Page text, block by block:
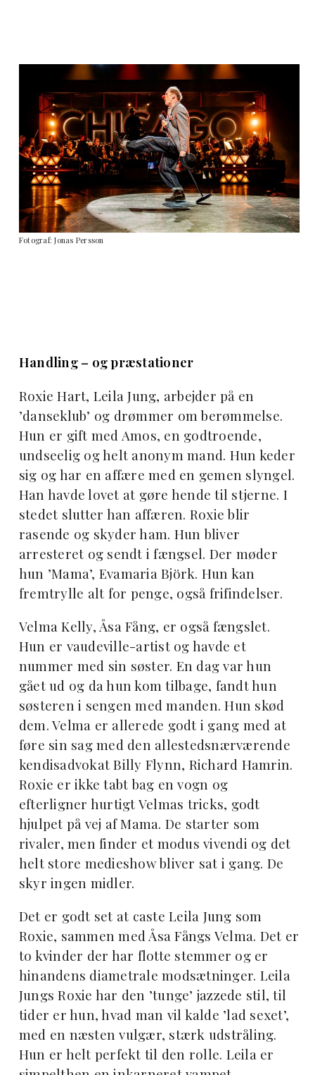
Fotograf: Jonas Persson
Handling – og præstationer
Roxie Hart, Leila Jung, arbejder på en
’danseklub’ og drømmer om berømmelse.
Hun er gift med Amos, en godtroende,
undseelig og helt anonym mand. Hun keder
sig og har en affære med en gemen slyngel.
Han havde lovet at gøre hende til stjerne. I
stedet slutter han affæren. Roxie blir
rasende og skyder ham. Hun bliver
arresteret og sendt i fængsel. Der møder
hun ’Mama’, Evamaria Björk. Hun kan
fremtrylle alt for penge, også frifindelser.
Velma Kelly, Åsa Fång, er også fængslet.
Hun er vaudeville-artist og havde et
nummer med sin søster. En dag var hun
gået ud og da hun kom tilbage, fandt hun
søsteren i sengen med manden. Hun skød
dem. Velma er allerede godt i gang med at
føre sin sag med den allestedsnærværende
kendisadvokat Billy Flynn, Richard Hamrin.
Roxie er ikke tabt bag en vogn og
efterligner hurtigt Velmas tricks, godt
hjulpet på vej af Mama. De starter som
rivaler, men finder et modus vivendi og det
helt store medieshow bliver sat i gang. De
skyr ingen midler.
Det er godt set at caste Leila Jung som
Roxie, sammen med Åsa Fångs Velma. Det er
to kvinder der har flotte stemmer og er
hinandens diametrale modsætninger. Leila
Jungs Roxie har den ’tunge’ jazzede stil, til
tider er hun, hvad man vil kalde ’lad sexet’,
med en næsten vulgær, stærk udstråling.
Hun er helt perfekt til den rolle. Leila er